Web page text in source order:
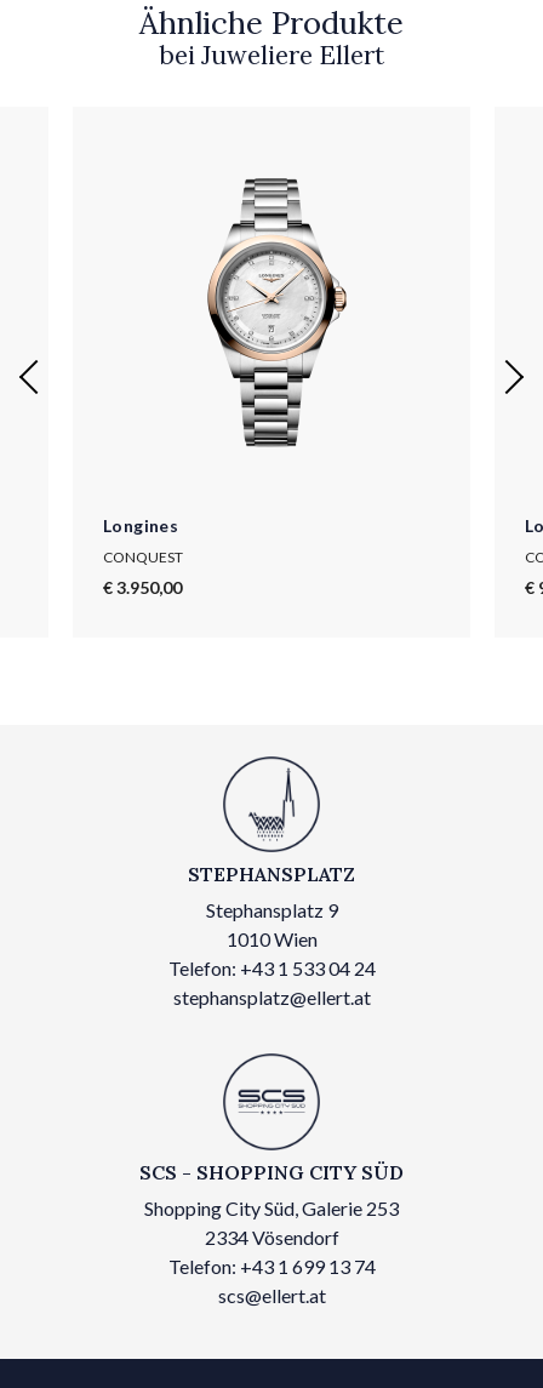
Ähnliche Produkte
bei Juweliere Ellert
Longines
CONQUEST
€ 3.950,00 €
STEPHANSPLATZ
Stephansplatz 9
1010 Wien
Telefon: +43 1 533 04 24
stephansplatz@ellert.at
SCS - SHOPPING CITY SÜD
Shopping City Süd, Galerie 253
2334 Vösendorf
Telefon: +43 1 699 13 74
scs@ellert.at